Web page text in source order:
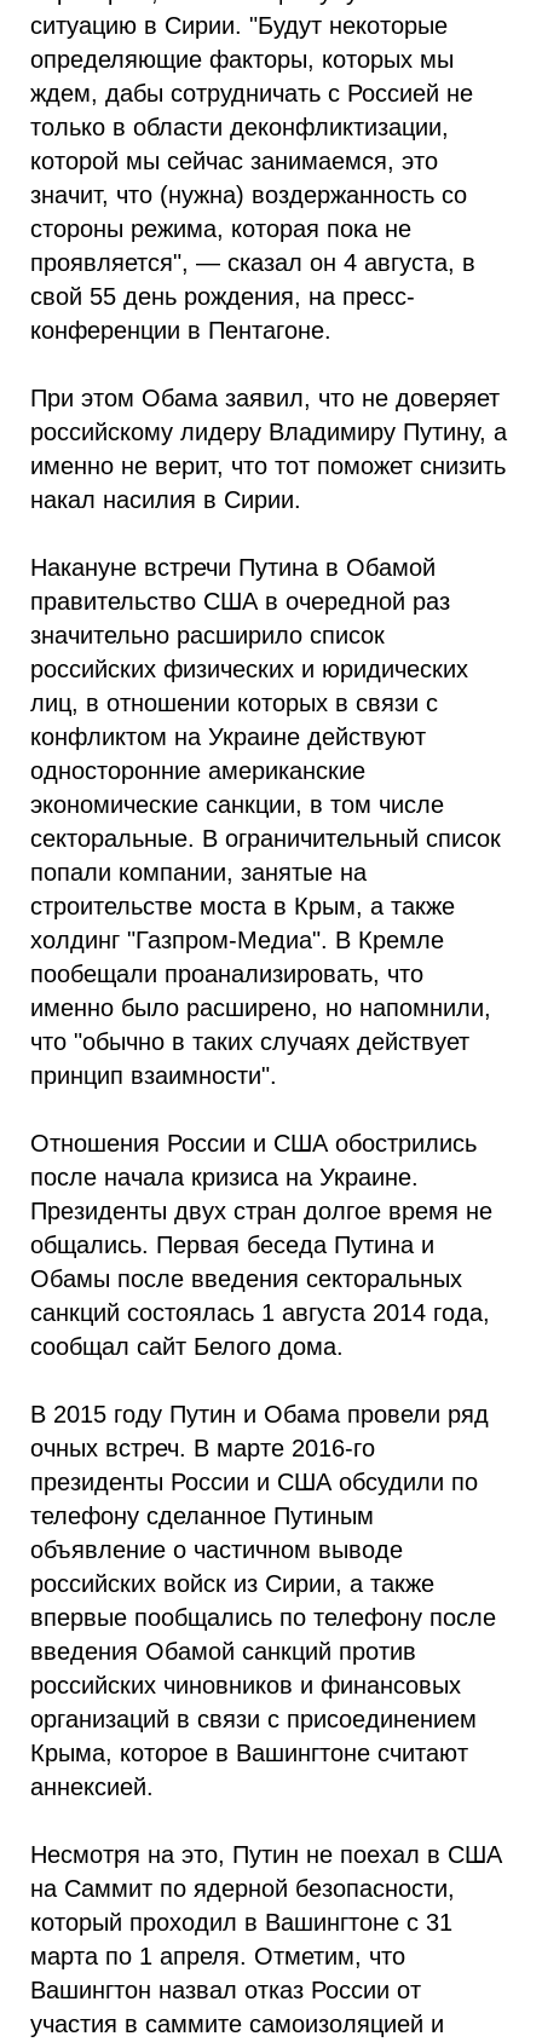
ситуацию в Сирии. "Будут некоторые
определяющие факторы, которых мы
ждем, дабы сотрудничать с Россией не
только в области деконфликтизации,
которой мы сейчас занимаемся, это
значит, что (нужна) воздержанность со
стороны режима, которая пока не
проявляется", — сказал он 4 августа, в
свой 55 день рождения, на пресс-
конференции в Пентагоне.
При этом Обама заявил, что не доверяет
российскому лидеру Владимиру Путину, а
именно не верит, что тот поможет снизить
накал насилия в Сирии.
Накануне встречи Путина в Обамой
правительство США в очередной раз
значительно расширило список
российских физических и юридических
лиц, в отношении которых в связи с
конфликтом на Украине действуют
односторонние американские
экономические санкции, в том числе
секторальные. В ограничительный список
попали компании, занятые на
строительстве моста в Крым, а также
холдинг "Газпром-Медиа". В Кремле
пообещали проанализировать, что
именно было расширено, но напомнили,
что "обычно в таких случаях действует
принцип взаимности".
Отношения России и США обострились
после начала кризиса на Украине.
Президенты двух стран долгое время не
общались. Первая беседа Путина и
Обамы после введения секторальных
санкций состоялась 1 августа 2014 года,
сообщал сайт Белого дома.
В 2015 году Путин и Обама провели ряд
очных встреч. В марте 2016-го
президенты России и США обсудили по
телефону сделанное Путиным
объявление о частичном выводе
российских войск из Сирии, а также
впервые пообщались по телефону после
введения Обамой санкций против
российских чиновников и финансовых
организаций в связи с присоединением
Крыма, которое в Вашингтоне считают
аннексией.
Несмотря на это, Путин не поехал в США
на Саммит по ядерной безопасности,
который проходил в Вашингтоне с 31
марта по 1 апреля. Отметим, что
Вашингтон назвал отказ России от
участия в саммите самоизоляцией и